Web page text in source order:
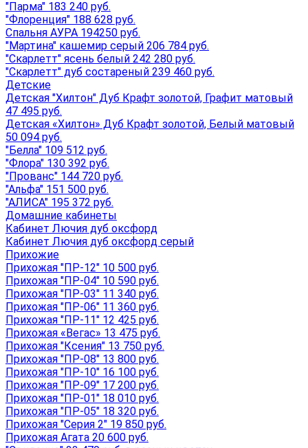
"Парма" 183 240 руб.
"Флоренция" 188 628 руб.
Спальня АУРА 194250 руб.
"Мартина" кашемир серый 206 784 руб.
"Скарлетт" ясень белый 242 280 руб.
"Скарлетт" дуб состареный 239 460 руб.
Детские
Детская "Хилтон" Дуб Крафт золотой, Графит матовый
47 495 руб.
Детская «Хилтон» Дуб Крафт золотой, Белый матовый
50 094 руб.
"Белла" 109 512 руб.
"Флора" 130 392 руб.
"Прованс" 144 720 руб.
"Альфа" 151 500 руб.
"АЛИСА" 195 372 руб.
Домашние кабинеты
Кабинет Лючия дуб оксфорд
Кабинет Лючия дуб оксфорд серый
Прихожие
Прихожая "ПР-12" 10 500 руб.
Прихожая "ПР-04" 10 590 руб.
Прихожая "ПР-03" 11 340 руб.
Прихожая "ПР-06" 11 360 руб.
Прихожая "ПР-11" 12 425 руб.
Прихожая «Вегас» 13 475 руб.
Прихожая "Ксения" 13 750 руб.
Прихожая "ПР-08" 13 800 руб.
Прихожая "ПР-10" 16 100 руб.
Прихожая "ПР-09" 17 200 руб.
Прихожая "ПР-01" 18 010 руб.
Прихожая "ПР-05" 18 320 руб.
Прихожая "Серия 2" 19 850 руб.
Прихожая Агата 20 600 руб.